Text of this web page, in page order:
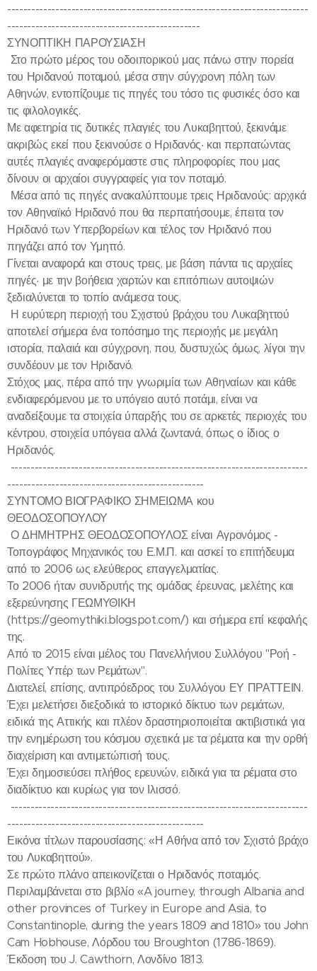
---------------------------------------------------------------------------
------------------------------------------------
ΣΥΝΟΠΤΙΚΗ ΠΑΡΟΥΣΙΑΣΗ
Στο πρώτο μέρος του οδοιπορικού μας πάνω στην πορεία
του Ηριδανού ποταμού, μέσα στην σύγχρονη πόλη των
Αθηνών, εντοπίζουμε τις πηγές του τόσο τις φυσικές όσο και
τις φιλολογικές.
Με αφετηρία τις δυτικές πλαγιές του Λυκαβηττού, ξεκινάμε
ακριβώς εκεί που ξεκινούσε ο Ηριδανός· και περπατώντας
αυτές πλαγιές αναφερόμαστε στις πληροφορίες που μας
δίνουν οι αρχαίοι συγγραφείς για τον ποταμό.
Μέσα από τις πηγές ανακαλύπτουμε τρεις Ηριδανούς: αρχικά
τον Αθηναϊκό Ηριδανό που θα περπατήσουμε, έπειτα τον
Ηριδανό των Υπερβορείων και τέλος τον Ηριδανό που
πηγάζει από τον Υμηττό.
Γίνεται αναφορά και στους τρεις, με βάση πάντα τις αρχαίες
πηγές· με την βοήθεια χαρτών και επιτόπιων αυτοψιών
ξεδιαλύνεται το τοπίο ανάμεσα τους.
Η ευρύτερη περιοχή του Σχιστού βράχου του Λυκαβηττού
αποτελεί σήμερα ένα τοπόσημο της περιοχής με μεγάλη
ιστορία, παλαιά και σύγχρονη, που, δυστυχώς όμως, λίγοι την
συνδέουν με τον Ηριδανό.
Στόχος μας, πέρα από την γνωριμία των Αθηναίων και κάθε
ενδιαφερόμενου με το υπόγειο αυτό ποτάμι, είναι να
αναδείξουμε τα στοιχεία ύπαρξής του σε αρκετές περιοχές του
κέντρου, στοιχεία υπόγεια αλλά ζωντανά, όπως ο ίδιος ο
Ηριδανός.
--------------------------------------------------------------------------
-------------------------------------------------
ΣΥΝΤΟΜΟ ΒΙΟΓΡΑΦΙΚΟ ΣΗΜΕΙΩΜΑ κου
ΘΕΟΔΟΣΟΠΟΥΛΟΥ
Ο ΔΗΜΗΤΡΗΣ ΘΕΟΔΟΣΟΠΟΥΛΟΣ είναι Αγρονόμος -
Τοπογράφος Μηχανικός του Ε.Μ.Π. και ασκεί το επιτήδευμα
από το 2006 ως ελεύθερος επαγγελματίας.
Το 2006 ήταν συνιδρυτής της ομάδας έρευνας, μελέτης και
εξερεύνησης ΓΕΩΜΥΘΙΚΗ
(https://geomythiki.blogspot.com/) και σήμερα επί κεφαλής
της.
Από το 2015 είναι μέλος του Πανελλήνιου Συλλόγου "Ροή -
Πολίτες Υπέρ των Ρεμάτων".
Διατελεί, επίσης, αντιπρόεδρος του Συλλόγου ΕΥ ΠΡΑΤΤΕΙΝ.
Έχει μελετήσει διεξοδικά το ιστορικό δίκτυο των ρεμάτων,
ειδικά της Αττικής και πλέον δραστηριοποιείται ακτιβιστικά για
την ενημέρωση του κόσμου σχετικά με τα ρέματα και την ορθή
διαχείριση και αντιμετώπισή τους.
Έχει δημοσιεύσει πλήθος ερευνών, ειδικά για τα ρέματα στο
διαδίκτυο και κυρίως για τον Ιλισσό.
--------------------------------------------------------------------------
-------------------------------------------------
Εικόνα τίτλων παρουσίασης: «Η Αθήνα από τον Σχιστό βράχο
του Λυκαβηττού».
Σε πρώτο πλάνο απεικονίζεται ο Ηριδανός ποταμός.
Περιλαμβάνεται στο βιβλίο «A journey, through Albania and
other provinces of Turkey in Europe and Asia, to
Constantinople, during the years 1809 and 1810» του John
Cam Hobhouse, Λόρδου του Broughton (1786-1869).
Έκδοση του J. Cawthorn, Λονδίνο 1813.